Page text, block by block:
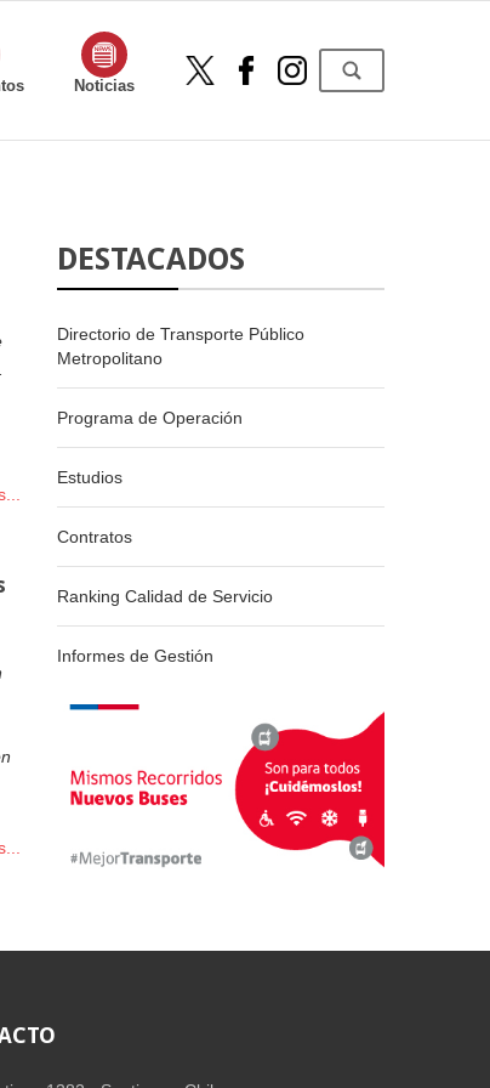
Noticias
DESTACADOS
Directorio de Transporte Público
Metropolitano
Programa de Operación
Estudios
Contratos
Ranking Calidad de Servicio
Informes de Gestión